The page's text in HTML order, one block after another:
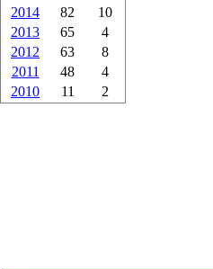
2014
82
10
2013
65
4
2012
63
8
2011
48
4
2010
11 2